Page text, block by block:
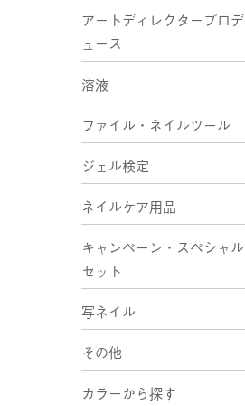
アートディレクタープロデ
ュース
溶液
ファイル・ネイルツール
ジェル検定
ネイルケア用品
キャンペーン・スペシャル
セット
写ネイル
その他
カラーから探す